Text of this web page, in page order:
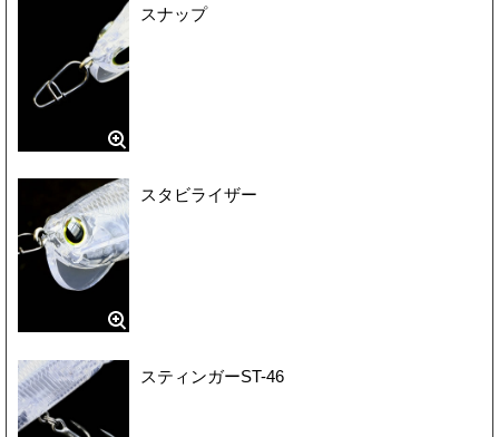
スナップ
スタビライザー
スティンガーST-46